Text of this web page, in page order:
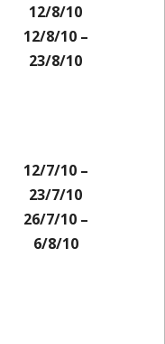
12/8/10
12/8/10 –
23/8/10
12/7/10 –
23/7/10
26/7/10 –
6/8/10